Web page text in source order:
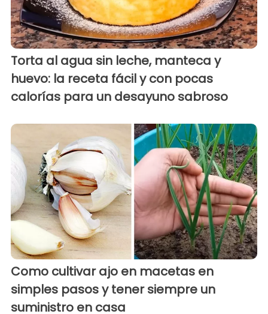
Torta al agua sin leche, manteca y
huevo: la receta fácil y con pocas
calorías para un desayuno sabroso
Como cultivar ajo en macetas en
simples pasos y tener siempre un
suministro en casa